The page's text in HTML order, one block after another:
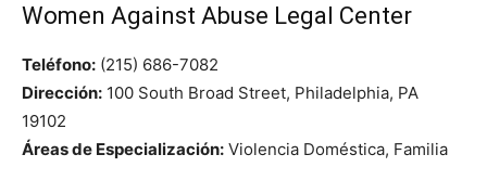
Women Against Abuse Legal Center
Teléfono: (215) 686-7082
Dirección: 100 South Broad Street, Philadelphia, PA
19102
Áreas de Especialización: Violencia Doméstica, Familia